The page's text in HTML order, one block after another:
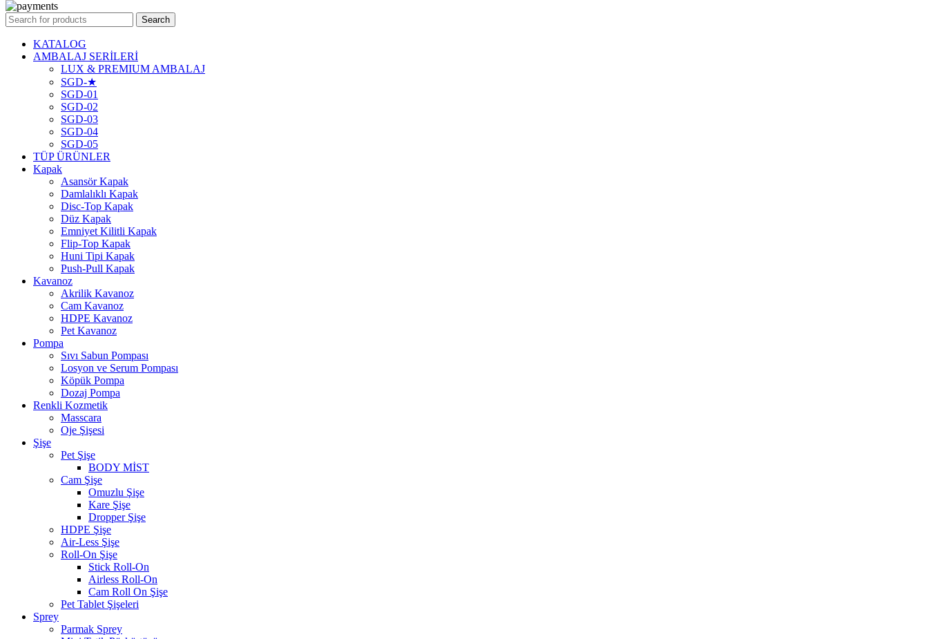
Search
KATALOG
AMBALAJ SERİLERİ
LUX & PREMIUM AMBALAJ
SGD-★
SGD-01
SGD-02
SGD-03
SGD-04
SGD-05
TÜP ÜRÜNLER
Kapak
Asansör Kapak
Damlalıklı Kapak
Disc-Top Kapak
Düz Kapak
Emniyet Kilitli Kapak
Flip-Top Kapak
Huni Tipi Kapak
Push-Pull Kapak
Kavanoz
Akrilik Kavanoz
Cam Kavanoz
HDPE Kavanoz
Pet Kavanoz
Pompa
Sıvı Sabun Pompası
Losyon ve Serum Pompası
Köpük Pompa
Dozaj Pompa
Renkli Kozmetik
Masscara
Oje Şişesi
Şişe
Pet Şişe
BODY MİST
Cam Şişe
Omuzlu Şişe
Kare Şişe
Dropper Şişe
HDPE Şişe
Air-Less Şişe
Roll-On Şişe
Stick Roll-On
Airless Roll-On
Cam Roll On Şişe
Pet Tablet Şişeleri
Sprey
Parmak Sprey